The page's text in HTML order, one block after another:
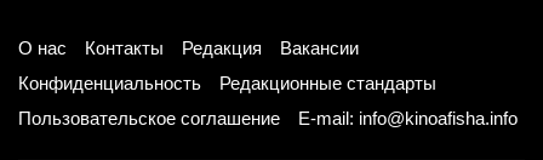
О нас Контакты Редакция
Вакансии
Конфиденциальность
Редакционные стандарты
Пользовательское соглашение
E-mail: info@kinoafisha.info